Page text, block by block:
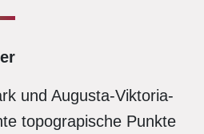
und Augusta-Viktoria-
topograpische Punkte